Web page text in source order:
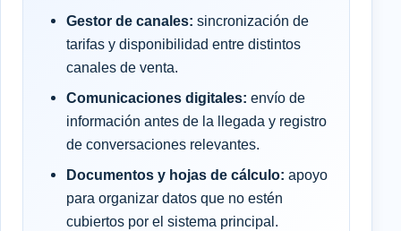
Gestor de canales: sincronización de
tarifas y disponibilidad entre distintos
canales de venta.
Comunicaciones digitales: envío de
información antes de la llegada y registro
de conversaciones relevantes.
Documentos y hojas de cálculo: apoyo
para organizar datos que no estén
cubiertos por el sistema principal.